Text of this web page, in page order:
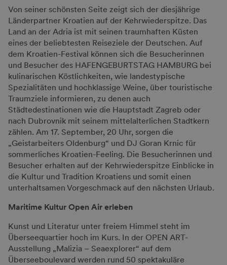
Von seiner schönsten Seite zeigt sich der diesjährige
Länderpartner Kroatien auf der Kehrwiederspitze. Das
Land an der Adria ist mit seinen traumhaften Küsten
eines der beliebtesten Reiseziele der Deutschen. Auf
dem Kroatien-Festival können sich die Besucherinnen
und Besucher des HAFENGEBURTSTAG HAMBURG bei
kulinarischen Köstlichkeiten, wie landestypische
Spezialitäten und hochklassige Weine, über touristische
Traumziele informieren, zu denen auch
Städtedestinationen wie die Hauptstadt Zagreb oder
nach Dubrovnik mit seinem mittelalterlichen Stadtkern
zählen. Am 17. September, 20 Uhr, sorgen die
„Geistarbeiters Oldenburg“ und DJ Goran Krnic für
sommerliches Kroatien-Feeling. Die Besucherinnen und
Besucher erhalten auf der Kehrwiederspitze Einblicke in
die Kultur und Tradition Kroatiens und somit einen
unterhaltsamen Vorgeschmack auf den nächsten Urlaub.
Maritime Kultur Open Air erleben
Kunst und Literatur unter freiem Himmel steht im
Überseequartier hoch im Kurs. In der OPEN ART-
Ausstellung „Malizia – Seaexplorer“ auf dem
Überseeboulevard werden rund 50 spektakuläre